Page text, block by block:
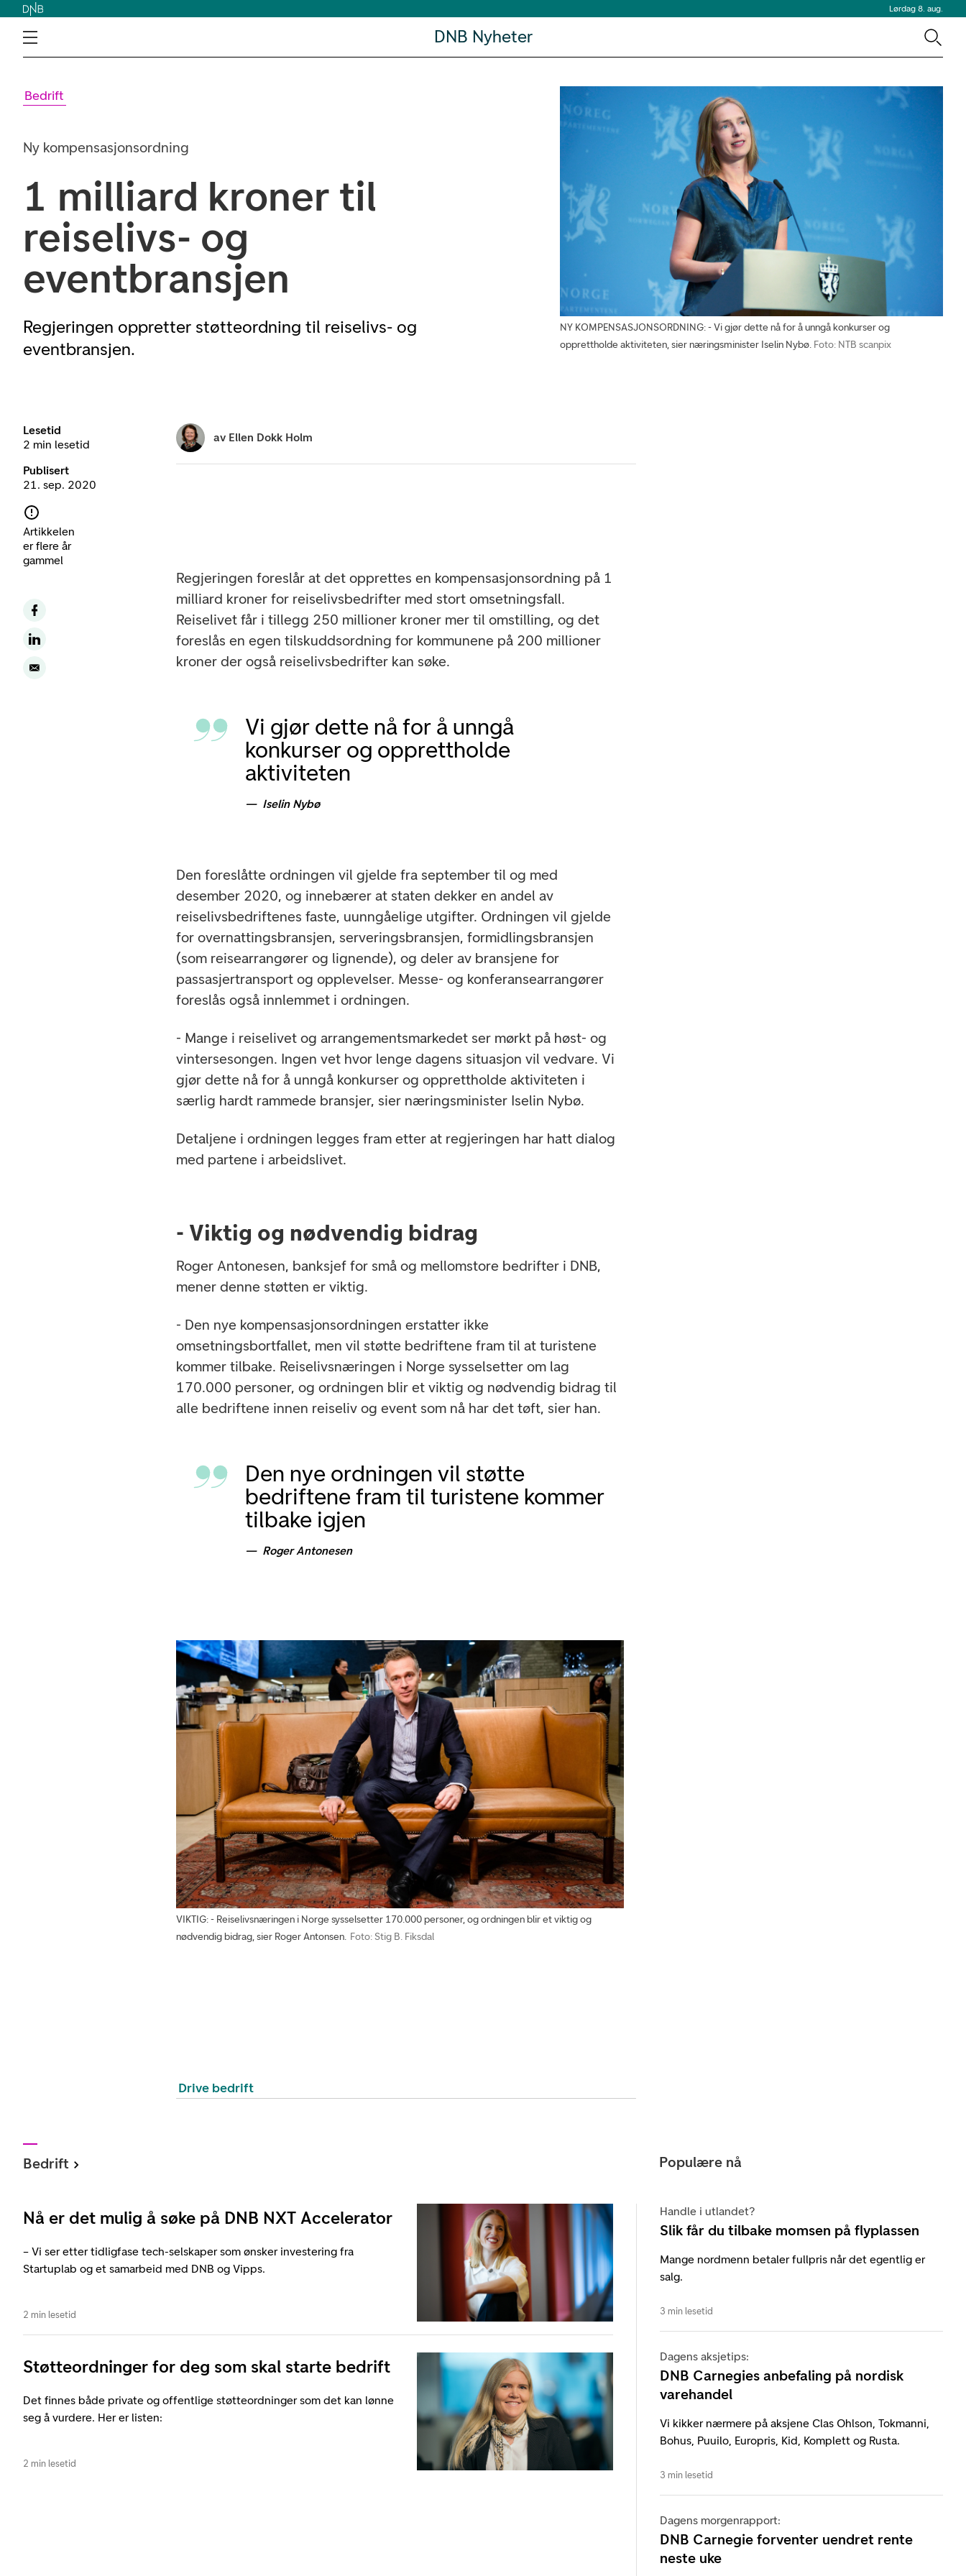
Lørdag 8. aug.
DNB Nyheter
Bedrift
Ny kompensasjonsordning
1 milliard kroner til
reiselivs- og
eventbransjen
Regjeringen oppretter støtteordning til reiselivs- og
eventbransjen.
NY KOMPENSASJONSORDNING: - Vi gjør dette nå for å unngå konkurser og
opprettholde aktiviteten, sier næringsminister Iselin Nybø. Foto: NTB scanpix
Lesetid
2 min lesetid
Publisert
21. sep. 2020
Artikkelen
er flere år
gammel
av Ellen Dokk Holm
Regjeringen foreslår at det opprettes en kompensasjonsordning på 1
milliard kroner for reiselivsbedrifter med stort omsetningsfall.
Reiselivet får i tillegg 250 millioner kroner mer til omstilling, og det
foreslås en egen tilskuddsordning for kommunene på 200 millioner
kroner der også reiselivsbedrifter kan søke.
Vi gjør dette nå for å unngå
konkurser og opprettholde
aktiviteten
Iselin Nybø
Den foreslåtte ordningen vil gjelde fra september til og med
desember 2020, og innebærer at staten dekker en andel av
reiselivsbedriftenes faste, uunngåelige utgifter. Ordningen vil gjelde
for overnattingsbransjen, serveringsbransjen, formidlingsbransjen
(som reisearrangører og lignende), og deler av bransjene for
passasjertransport og opplevelser. Messe- og konferansearrangører
foreslås også innlemmet i ordningen.
- Mange i reiselivet og arrangementsmarkedet ser mørkt på høst- og
vintersesongen. Ingen vet hvor lenge dagens situasjon vil vedvare. Vi
gjør dette nå for å unngå konkurser og opprettholde aktiviteten i
særlig hardt rammede bransjer, sier næringsminister Iselin Nybø.
Detaljene i ordningen legges fram etter at regjeringen har hatt dialog
med partene i arbeidslivet.
- Viktig og nødvendig bidrag
Roger Antonesen, banksjef for små og mellomstore bedrifter i DNB,
mener denne støtten er viktig.
- Den nye kompensasjonsordningen erstatter ikke
omsetningsbortfallet, men vil støtte bedriftene fram til at turistene
kommer tilbake. Reiselivsnæringen i Norge sysselsetter om lag
170.000 personer, og ordningen blir et viktig og nødvendig bidrag til
alle bedriftene innen reiseliv og event som nå har det tøft, sier han.
Den nye ordningen vil støtte
bedriftene fram til turistene kommer
tilbake igjen
Roger Antonesen
VIKTIG: - Reiselivsnæringen i Norge sysselsetter 170.000 personer, og ordningen blir et viktig og
nødvendig bidrag, sier Roger Antonsen. Foto: Stig B. Fiksdal
Drive bedrift
Bedrift
Nå er det mulig å søke på DNB NXT Accelerator
– Vi ser etter tidligfase tech-selskaper som ønsker investering fra
Startuplab og et samarbeid med DNB og Vipps.
2 min lesetid
Støtteordninger for deg som skal starte bedrift
Det finnes både private og offentlige støtteordninger som det kan lønne
seg å vurdere. Her er listen:
2 min lesetid
Populære nå
Handle i utlandet?
Slik får du tilbake momsen på flyplassen
Mange nordmenn betaler fullpris når det egentlig er
salg.
3 min lesetid
Dagens aksjetips:
DNB Carnegies anbefaling på nordisk
varehandel
Vi kikker nærmere på aksjene Clas Ohlson, Tokmanni,
Bohus, Puuilo, Europris, Kid, Komplett og Rusta.
3 min lesetid
Dagens morgenrapport:
DNB Carnegie forventer uendret rente
neste uke